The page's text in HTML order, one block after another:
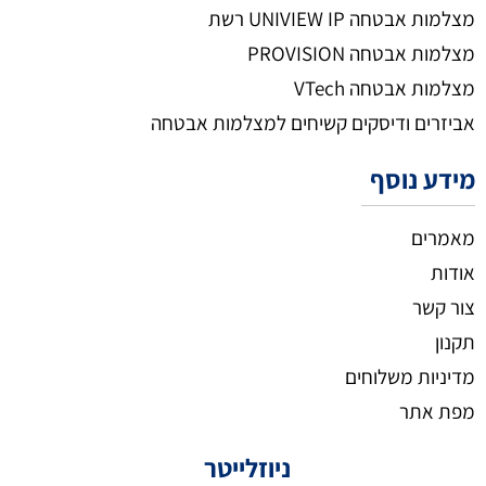
מצלמות אבטחה UNIVIEW IP רשת
מצלמות אבטחה PROVISION
מצלמות אבטחה VTech
אביזרים ודיסקים קשיחים למצלמות אבטחה
מידע נוסף
מאמרים
אודות
צור קשר
תקנון
מדיניות משלוחים
מפת אתר
ניוזלייטר